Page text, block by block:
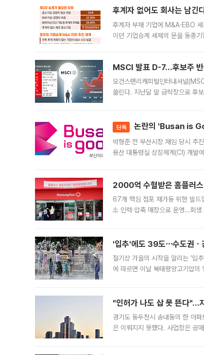
후계자 없어도 회사는 남긴
후계자 부재 기업에 M&A·EBO
이던 기업승계 세제의 문을 동종
MSCI 발표 D-7…후보주 반
모건스탠리캐피털인터내셔널
쏠린다. 지난달 말 급락장으로 후
단독 논란의 'Busan is
박형준 전 부산시장 재임 당시 추
용산 대통령실 상징체계(CI) 개발
2000억 수혈받은 홈플러스
67개 핵심 점포 재가동 위한 빌드
소 인력·압축 매장으로 운영…회
'입추'에도 39도⋯수도권ㆍ
절기상 가을의 시작을 알리는 ‘입
에 따르면 이날 북태평양고기압
"인허가 나도 삽 못 뜬다"…
경기도 동두천시 송내동의 한 아
은 이뤄지지 못했다. 사업장은 공